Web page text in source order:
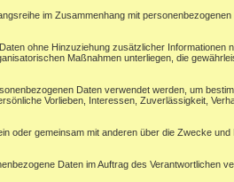
im Zusammenhang mit
ohne Hinzuziehung zusätzlicher
Maßnahmen unterliegen, die
Daten verwendet werden, um
Vorlieben, Interessen, Zuverlässigkeit,
oder gemeinsam mit anderen über die Zwecke
Daten im Auftrag des Verantwortlichen